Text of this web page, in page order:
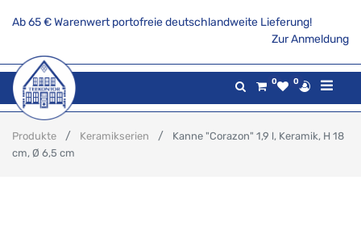
Ab 65 € Warenwert portofreie deutschlandweite Lieferung!
Zur Anmeldung
0 0
Produkte Keramikserien
Kanne "Corazon" 1,9 l, Keramik, H 18
cm, Ø 6,5 cm